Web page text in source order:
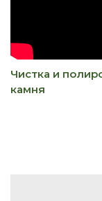
Чистка и
камня